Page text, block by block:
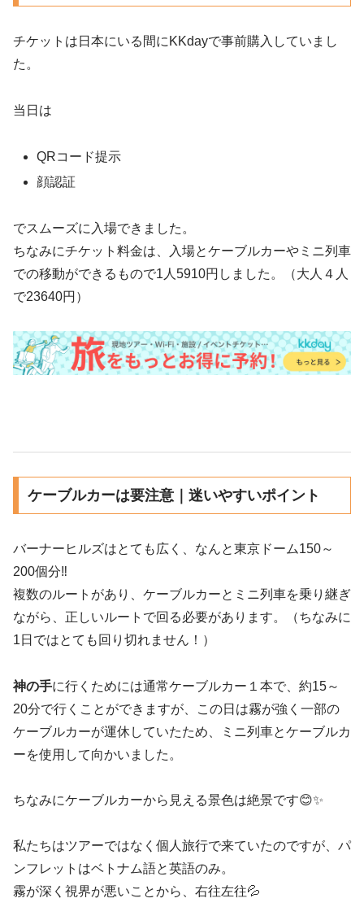
チケットは日本にいる間にKKdayで事前購入していまし
た。
当日は
QRコード提示
顔認証
でスムーズに入場できました。
ちなみにチケット料金は、入場とケーブルカーやミニ列車
での移動ができるもので1人5910円しました。（大人４人
で23640円）
ケーブルカーは要注意｜迷いやすいポイント
バーナーヒルズはとても広く、なんと東京ドーム150～
200個分‼️
複数のルートがあり、ケーブルカーとミニ列車を乗り継ぎ
ながら、正しいルートで回る必要があります。（ちなみに
1日ではとても回り切れません！）
神の手に行くためには通常ケーブルカー１本で、約15～
20分で行くことができますが、この日は霧が強く一部の
ケーブルカーが運休していたため、ミニ列車とケーブルカ
ーを使用して向かいました。
ちなみにケーブルカーから見える景色は絶景です😊✨
私たちはツアーではなく個人旅行で来ていたのですが、パ
ンフレットはベトナム語と英語のみ。
霧が深く視界が悪いことから、右往左往💦